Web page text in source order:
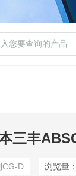
CG-D 浏览量